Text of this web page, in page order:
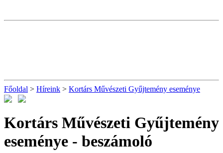
Főoldal > Híreink > Kortárs Művészeti Gyűjtemény eseménye
Kortárs Művészeti Gyűjtemény
eseménye - beszámoló